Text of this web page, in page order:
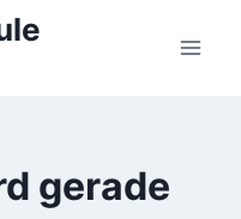
gerade